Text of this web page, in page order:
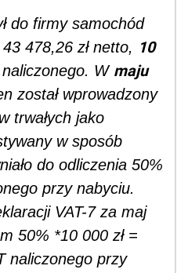
do firmy samochód
478,26 zł netto, 10
W maju
został wprowadzony
trwałych jako
w sposób
do odliczenia 50%
przy nabyciu.
VAT-7 za maj
50% *10 000 zł =
naliczonego przy